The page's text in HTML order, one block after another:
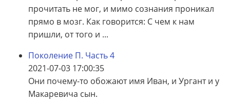
прочитать не мог, и мимо сознания проникал
прямо в мозг. Как говорится: С чем к нам
пришли, от того и ...
Поколение П. Часть 4
2021-07-03 17:00:35
Они почему-то обожают имя Иван, и Ургант и у
Макаревича сын.